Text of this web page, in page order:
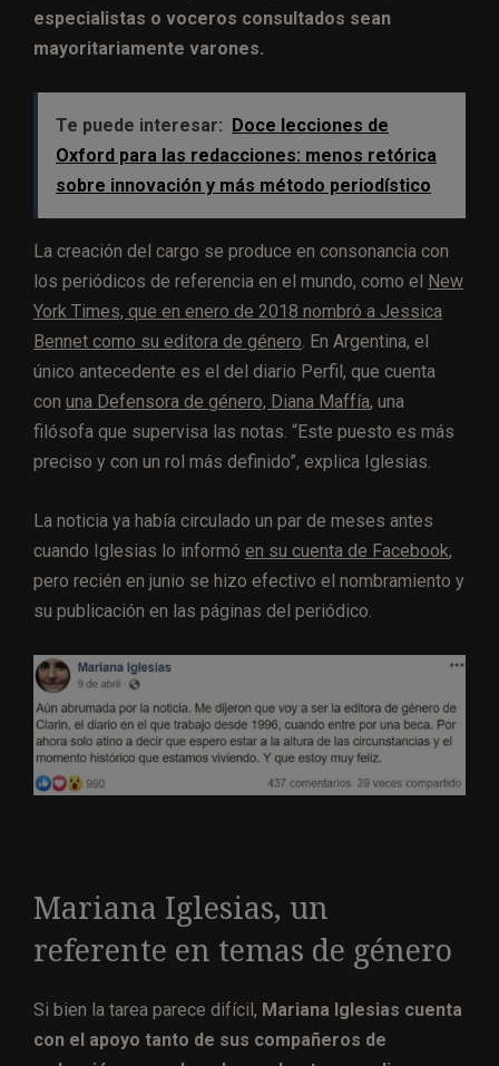
especialistas o voceros consultados sean
mayoritariamente varones.
Te puede interesar: Doce lecciones de
Oxford para las redacciones: menos retórica
sobre innovación y más método periodístico
La creación del cargo se produce en consonancia con
los periódicos de referencia en el mundo, como el New
York Times, que en enero de 2018 nombró a Jessica
Bennet como su editora de género. En Argentina, el
único antecedente es el del diario Perfil, que cuenta
con una Defensora de género, Diana Maffía, una
filósofa que supervisa las notas. “Este puesto es más
preciso y con un rol más definido”, explica Iglesias.
La noticia ya había circulado un par de meses antes
cuando Iglesias lo informó en su cuenta de Facebook,
pero recién en junio se hizo efectivo el nombramiento y
su publicación en las páginas del periódico.
Mariana Iglesias, un
referente en temas de género
Si bien la tarea parece difícil, Mariana Iglesias cuenta
con el apoyo tanto de sus compañeros de